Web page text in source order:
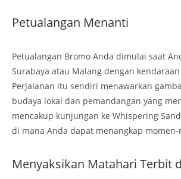
Petualangan Menanti
Petualangan Bromo Anda dimulai saat
Surabaya atau Malang dengan
Perjalanan itu sendiri menawarkan
budaya lokal dan pemandangan yang
mencakup kunjungan ke Whispering
di mana Anda dapat menangkap
Menyaksikan Matahari Terbit